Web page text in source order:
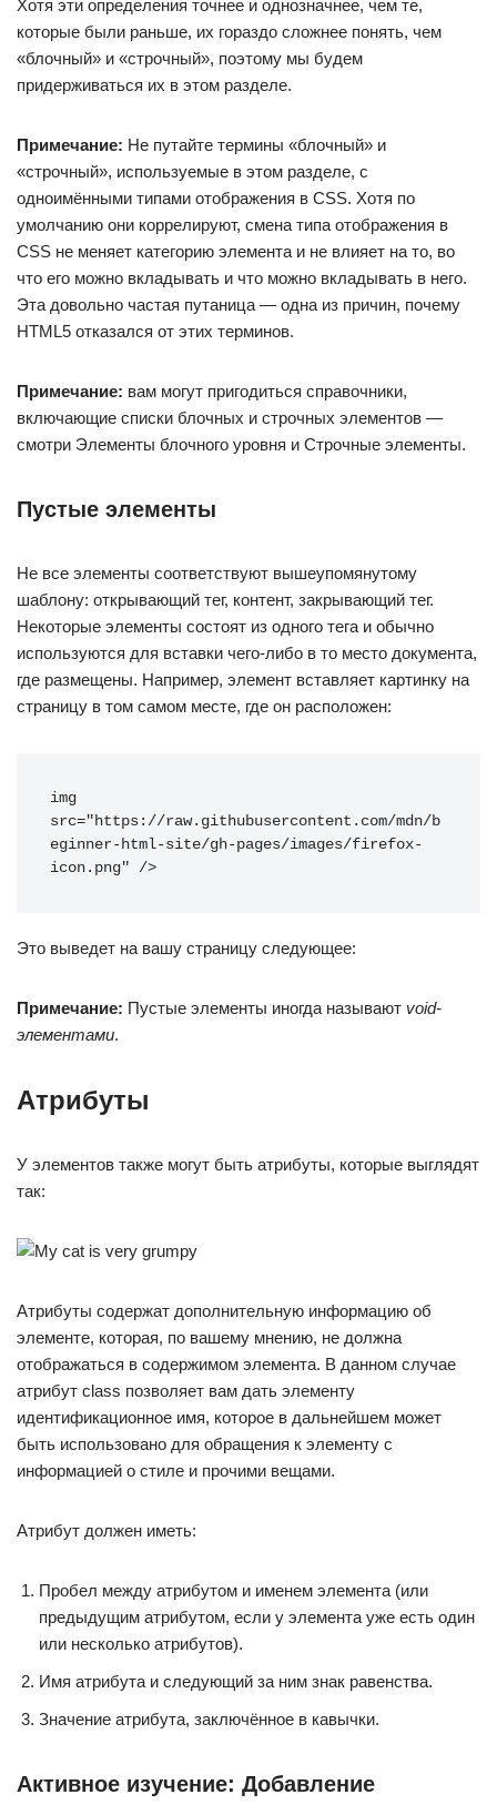
Хотя эти определения точнее и однозначнее, чем те,
которые были раньше, их гораздо сложнее понять, чем
«блочный» и «строчный», поэтому мы будем
придерживаться их в этом разделе.
Примечание: Не путайте термины «блочный» и
«строчный», используемые в этом разделе, с
одноимёнными типами отображения в CSS. Хотя по
умолчанию они коррелируют, смена типа отображения в
CSS не меняет категорию элемента и не влияет на то, во
что его можно вкладывать и что можно вкладывать в него.
Эта довольно частая путаница — одна из причин, почему
HTML5 отказался от этих терминов.
Примечание: вам могут пригодиться справочники,
включающие списки блочных и строчных элементов —
смотри Элементы блочного уровня и Строчные элементы.
Пустые элементы
Не все элементы соответствуют вышеупомянутому
шаблону: открывающий тег, контент, закрывающий тег.
Некоторые элементы состоят из одного тега и обычно
используются для вставки чего-либо в то место документа,
где размещены. Например, элемент вставляет картинку на
страницу в том самом месте, где он расположен:
img
src=" https://raw.githubusercontent.com/mdn/b
eginner-html-site/gh-pages/images/firefox-
icon.png" />
Это выведет на вашу страницу следующее:
Примечание: Пустые элементы иногда называют void-
элементами.
Атрибуты
У элементов также могут быть атрибуты, которые выглядят
так:
Атрибуты содержат дополнительную информацию об
элементе, которая, по вашему мнению, не должна
отображаться в содержимом элемента. В данном случае
атрибут class позволяет вам дать элементу
идентификационное имя, которое в дальнейшем может
быть использовано для обращения к элементу с
информацией о стиле и прочими вещами.
Атрибут должен иметь:
Пробел между атрибутом и именем элемента (или
предыдущим атрибутом, если у элемента уже есть один
или несколько атрибутов).
Имя атрибута и следующий за ним знак равенства.
Значение атрибута, заключённое в кавычки.
Активное изучение: Добавление